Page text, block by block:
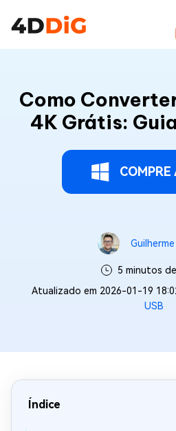
Como
4K Grátis:
COMPRE
5 minutos
Atualizado em 2026-01-19
USB
Índice